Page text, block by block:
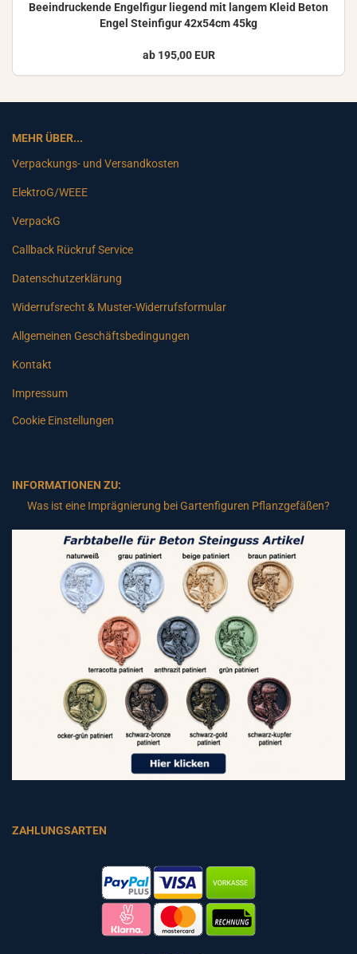
Be­ein­dru­cken­de En­gel­fi­gur lie­gend mit lan­gem Kleid Beton
Engel Stein­fi­gur 42x54cm 45kg
ab 195,00 EUR
MEHR ÜBER...
Verpackungs- und Versandkosten
ElektroG/WEEE
VerpackG
Callback Rückruf Service
Datenschutzerklärung
Widerrufsrecht & Muster-Widerrufsformular
Allgemeinen Geschäftsbedingungen
Kontakt
Impressum
Cookie Einstellungen
INFORMATIONEN ZU:
Was ist eine Imprägnierung bei Gartenfiguren Pflanzgefäßen?
ZAHLUNGSARTEN